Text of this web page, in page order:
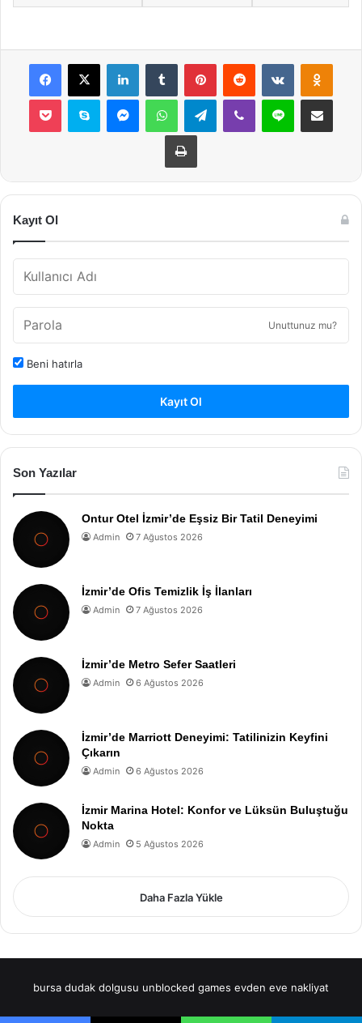
Facebook
X LinkedInTumblr PinterestReddit VKontakte
Pocket Skype MessengerWhatsAppTelegramViber Line E-Posta ile
Yazdır
Kayıt Ol
Unuttunuz mu?
Beni hatırla
Kayıt Ol
Son Yazılar
Ontur Otel İzmir’de Eşsiz Bir Tatil Deneyimi
Admin 7 Ağustos 2026
İzmir’de Ofis Temizlik İş İlanları
Admin 7 Ağustos 2026
İzmir’de Metro Sefer Saatleri
Admin 6 Ağustos 2026
İzmir’de Marriott Deneyimi: Tatilinizin Keyfini
Çıkarın
Admin 6 Ağustos 2026
İzmir Marina Hotel: Konfor ve Lüksün Buluştuğu
Nokta
Admin 5 Ağustos 2026
Daha Fazla Yükle
bursa dudak dolgusu unblocked games evden eve nakliyat